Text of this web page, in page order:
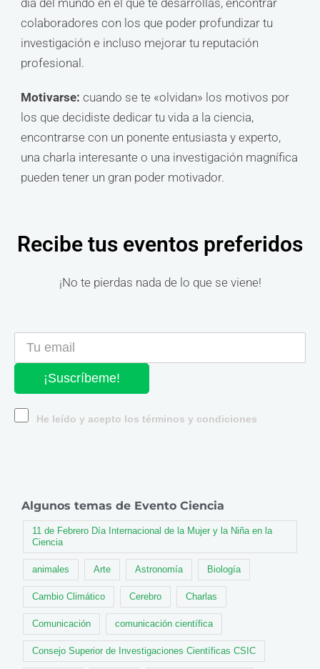
día del mundo en el que te desarrollas, encontrar
colaboradores con los que poder profundizar tu
investigación e incluso mejorar tu reputación
profesional.
Motivarse: cuando se te «olvidan» los motivos por
los que decidiste dedicar tu vida a la ciencia,
encontrarse con un ponente entusiasta y experto,
una charla interesante o una investigación magnífica
pueden tener un gran poder motivador.
Recibe tus eventos preferidos
¡No te pierdas nada de lo que se viene!
¡Suscríbeme!
He leído y acepto los términos y condiciones
Algunos temas de Evento Ciencia
11 de Febrero Día Internacional de la Mujer y la Niña en la
Ciencia
animales Arte Astronomía Biología
Cambio Climático Cerebro Charlas
Comunicación comunicación científica
Consejo Superior de Investigaciones Científicas CSIC